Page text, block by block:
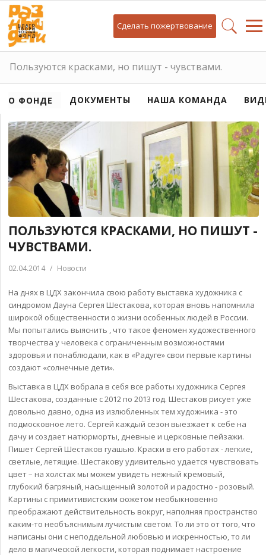
Сделать пожертвование
Пользуются красками, но пишут - чувствами.
О ФОНДЕ ДОКУМЕНТЫ НАША КОМАНДА
ПОЛЬЗУЮТСЯ КРАСКАМИ, НО ПИШУТ -
ЧУВСТВАМИ.
02.04.2014 / Новости
На днях в ЦДХ закончила свою работу выставка художника с
синдромом Дауна Сергея Шестакова, которая вновь напомнила
широкой общественности о жизни особенных людей в России.
Мы попытались выяснить , что такое феномен художественного
творчества у человека с ограниченным возможностями
здоровья и понаблюдали, как в «Радуге» свои первые картины
создают «солнечные дети».
Выставка в ЦДХ вобрала в себя все работы художника Сергея
Шестакова, созданные с 2012 по 2013 год. Шестаков рисует уже
довольно давно, одна из излюбленных тем художника - это
подмосковное лето. Сергей каждый сезон выезжает к себе на
дачу и создает натюрморты, дневные и церковные пейзажи.
Пишет Сергей Шестаков гуашью. Краски в его работах - легкие,
светлые, летящие. Шестакову удивительно удается чувствовать
цвет – на холстах мы можем увидеть нежный кремовый,
глубокий багряный, насыщенный золотой и радостно - розовый.
Картины с примитивистским сюжетом необыкновенно
преображают действительность вокруг, наполняя пространство
каким-то необъяснимым лучистым светом. То ли это от того, что
написаны они с неподдельной любовью и искренностью, то ли
дело в магической легкости, которая поднимает настроение